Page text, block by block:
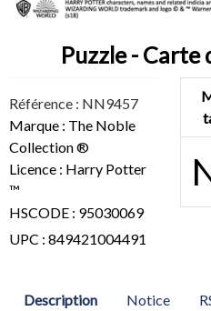
Puzzle -
Référence : NN9457
Marque : The Noble
Collection ®
Licence : Harry Potter
™
HSCODE : 95030069
UPC : 849421004491
Description Notice